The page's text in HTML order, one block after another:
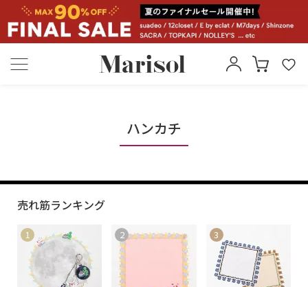
ハンカチ
売れ筋ランキング